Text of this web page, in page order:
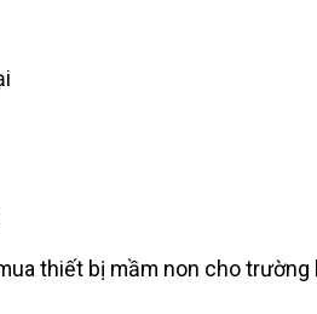
thiết bị mầm non cho trường